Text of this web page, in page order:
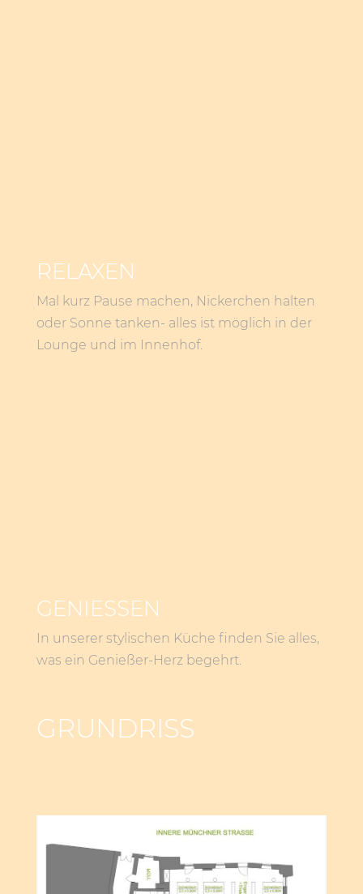
RELAXEN
Mal kurz Pause machen, Nickerchen halten
oder Sonne tanken- alles ist möglich in der
Lounge und im Innenhof.
GENIESSEN
In unserer stylischen Küche finden Sie alles,
was ein Genießer-Herz begehrt.
GRUNDRISS